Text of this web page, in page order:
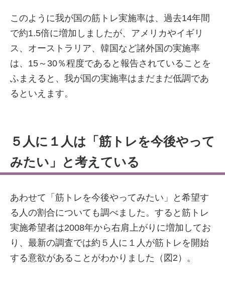
このように我が国の筋トレ実施率は、過去14年間
で約1.5倍に増加しましたが、アメリカやイギリ
ス、オーストラリア、韓国など諸外国の実施率
は、15～30％程度であると報告されていることを
ふまえると、我が国の実施率はまだまだ低調であ
るといえます。
５人に１人は「筋トレを今後やって
みたい」と考えている
あわせて「筋トレを今後やってみたい」と希望す
る人の割合についても調べました。すると筋トレ
実施希望者は2008年から右肩上がりに増加してお
り、最新の調査では約５人に１人が筋トレを開始
する意欲があることがわかりました（図2）。